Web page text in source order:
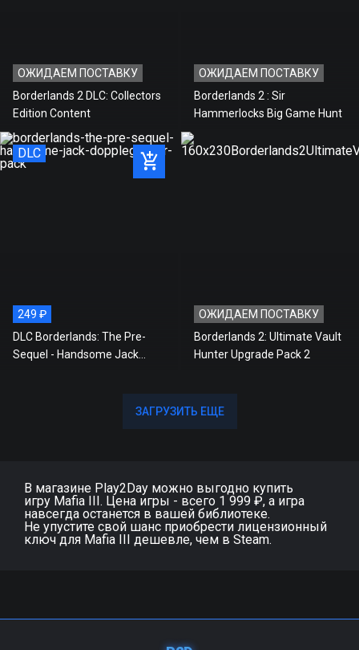
ОЖИДАЕМ ПОСТАВКУ
Borderlands 2 DLC: Collectors
Edition Content
ОЖИДАЕМ ПОСТАВКУ
Borderlands 2 : Sir
Hammerlocks Big Game Hunt
DLC
249 ₽
DLC Borderlands: The Pre-
Sequel - Handsome Jack
ОЖИДАЕМ ПОСТАВКУ
Borderlands 2: Ultimate Vault
Hunter Upgrade Pack 2
ЗАГРУЗИТЬ ЕЩЕ
ЗАГРУЗИТЬ ЕЩЕ
В магазине Play2Day можно выгодно купить
игру Mafia III. Цена игры - всего 1 999 ₽, а игра
навсегда останется в вашей библиотеке.
Не упустите свой шанс приобрести лицензионный
ключ для Mafia III дешевле, чем в Steam.